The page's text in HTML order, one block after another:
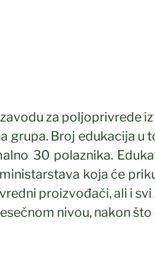
za poljoprivrede
grupa. Broj edukacija
30 polaznika.
koja će
proizvođači, ali i
nivou, nakon